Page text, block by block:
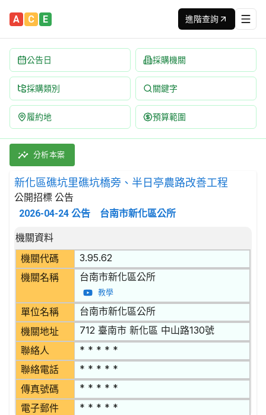
A C E 進階查詢
公告日 採購機關
採購類別 關鍵字
履約地 預算範圍
新化區礁坑里礁坑橋旁、半日亭農路改善工程 招標公告 | 案
採購類別：工程類 快速道路(不含高架快速道路),街道,馬路
分析本案
新化區礁坑里礁坑橋旁、半日亭農路改善工程
公開招標 公告
2026-04-24 公告 台南市新化區公所
招標公告詳細內容
機關資料
機關代碼
3.95.62
機關名稱 台南市新化區公所
教學
單位名稱 台南市新化區公所
機關地址 712 臺南市 新化區 中山路130號
聯絡人 * * * * *
聯絡電話 * * * * *
傳真號碼 * * * * *
電子郵件 * * * * *